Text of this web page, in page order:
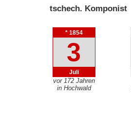
tschech. Komponist
* 1854
3
Juli
vor 172 Jahren
in Hochwald